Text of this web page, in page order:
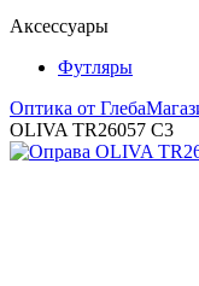
Аксессуары
Футляры
Оптика от Глеба
OLIVA TR26057 C3